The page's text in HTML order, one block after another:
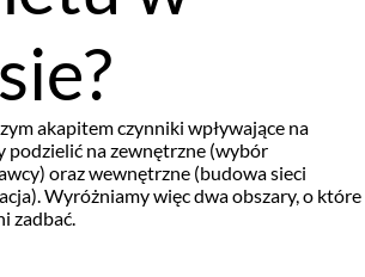
akapitem czynniki wpływające na
podzielić na zewnętrzne (wybór
oraz wewnętrzne (budowa sieci
Wyróżniamy więc dwa obszary, o które
zadbać.